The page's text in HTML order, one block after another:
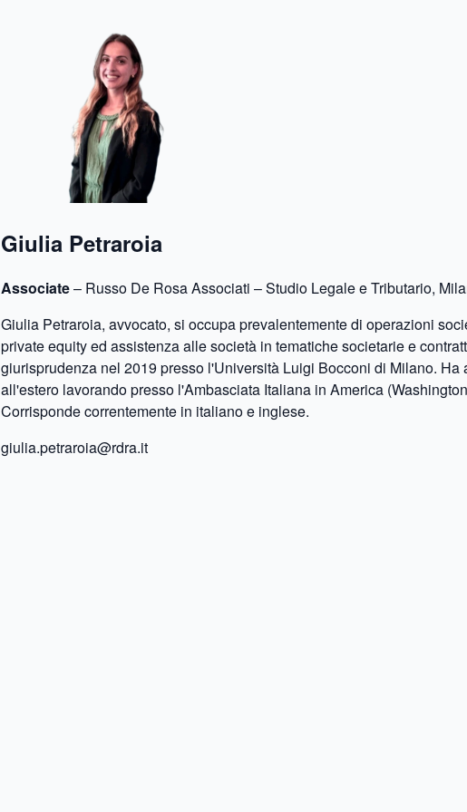
Giulia Petraroia
Associate– Russo De Rosa Associati – Studio Legale e Tributario,
Giulia Petraroia, avvocato, si occupa prevalentemente di operazioni
private equity ed assistenza alle società in tematiche societarie e
giurisprudenza nel 2019 presso l'Università Luigi Bocconi di Milano. Ha
all'estero lavorando presso l'Ambasciata Italiana in America
Corrisponde correntemente in italiano e inglese.
giulia.petraroia@rdra.it